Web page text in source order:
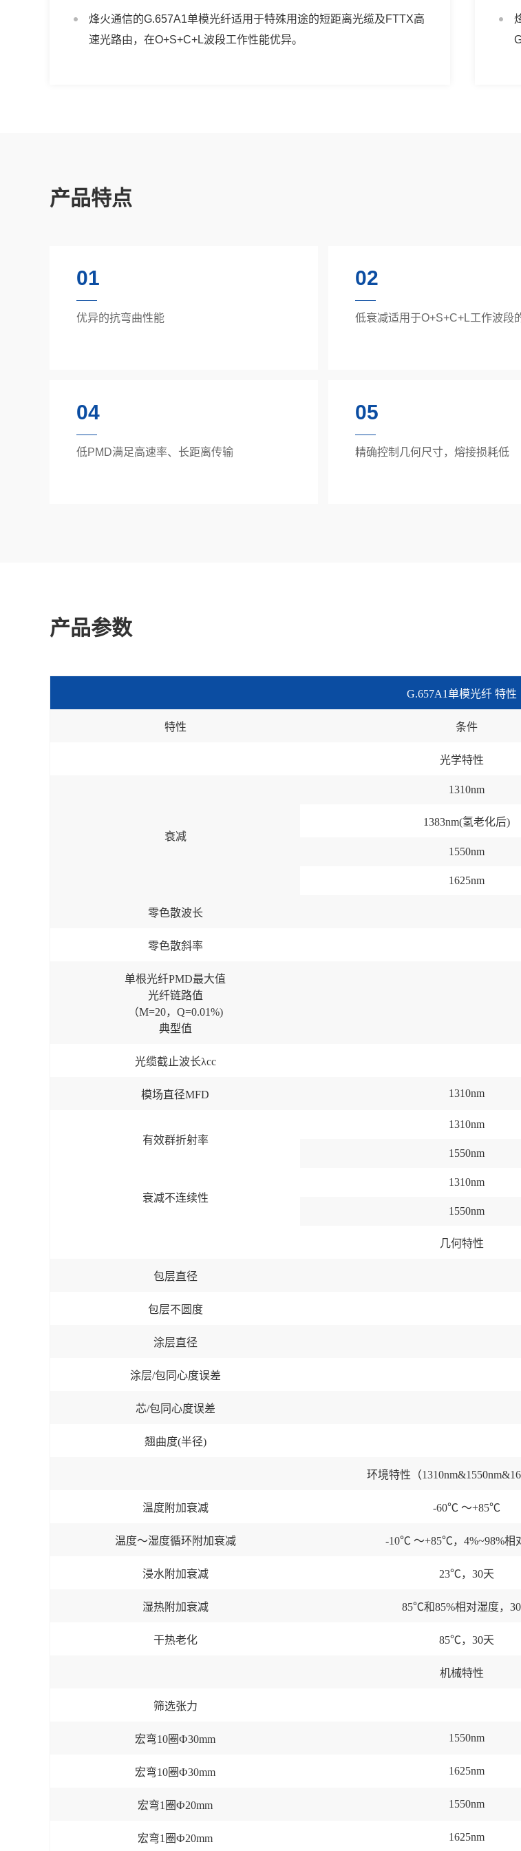
烽火通信的G.657A1单模光纤适用于特殊用途的短距离光缆及FTTX高
速光路由，在O+S+C+L波段工作性能优异。
产品特点
01
优异的抗弯曲性能
02
低衰减适用于O+S+C+L工作波段
04
低PMD满足高速率、长距离传输
05
精确控制几何尺寸，熔接损耗低
产品参数
G.657A1单模光纤 特性
特性 条件
光学特性
衰减
1310nm
1383nm(氢老化后)
1550nm
1625nm
零色散波长
零色散斜率
单根光纤PMD最大值
光纤链路值
（M=20，Q=0.01%)
典型值
光缆截止波长λcc
模场直径MFD 1310nm
有效群折射率
1310nm
1550nm
衰减不连续性
1310nm
1550nm
几何特性
包层直径
包层不圆度
涂层直径
涂层/包同心度误差
芯/包同心度误差
翘曲度(半径)
环境特性（
温度附加衰减 -60℃ ～+85℃
温度～湿度循环附加衰减 -10℃ ～+85℃，4%~98%相
浸水附加衰减 23℃，30天
湿热附加衰减 85℃和85%相对湿度，
干热老化 85℃，30天
机械特性
筛选张力
宏弯10圈Ф30mm 1550nm
宏弯10圈Ф30mm 1625nm
宏弯1圈Ф20mm 1550nm
宏弯1圈Ф20mm 1625nm